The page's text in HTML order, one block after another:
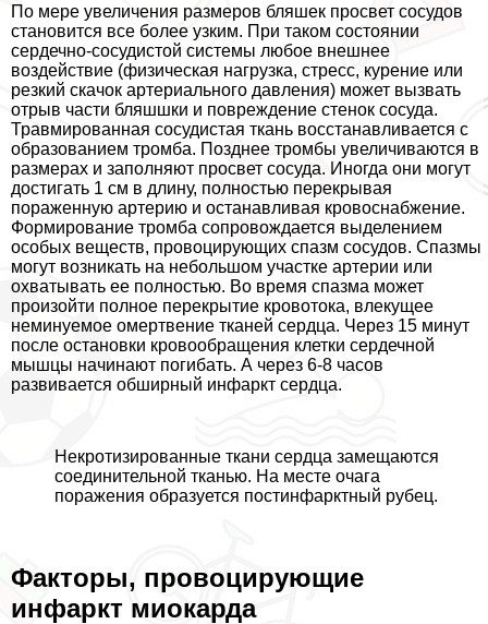
По мере увеличения размеров бляшек просвет сосудов
становится все более узким. При таком состоянии
сердечно-сосудистой системы любое внешнее
воздействие (физическая нагрузка, стресс, курение или
резкий скачок артериального давления) может вызвать
отрыв части бляшшки и повреждение стенок сосуда.
Травмированная сосудистая ткань восстанавливается с
образованием тромба. Позднее тромбы увеличиваются в
размерах и заполняют просвет сосуда. Иногда они могут
достигать 1 см в длину, полностью перекрывая
пораженную артерию и останавливая кровоснабжение.
Формирование тромба сопровождается выделением
особых веществ, провоцирующих спазм сосудов. Спазмы
могут возникать на небольшом участке артерии или
охватывать ее полностью. Во время спазма может
произойти полное перекрытие кровотока, влекущее
неминуемое омертвение тканей сердца. Через 15 минут
после остановки кровообращения клетки сердечной
мышцы начинают погибать. А через 6-8 часов
развивается обширный инфаркт сердца.
Некротизированные ткани сердца замещаются
соединительной тканью. На месте очага
поражения образуется постинфарктный рубец.
Факторы, провоцирующие
инфаркт миокарда